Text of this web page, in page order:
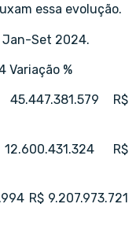
essa evolução.
Set 2024.
Variação %
R$
R$
R$ 9.207.973.721